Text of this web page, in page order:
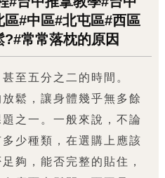
#中區#北屯區#西區
常常落枕的原因
至五分之二的時間。
鬆，讓身體幾乎無多餘
之一。一般來說，不論
少種類，在選購上應該
夠，能否完整的貼住，